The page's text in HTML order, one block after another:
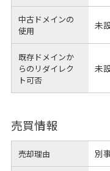
中古ドメインの
使用
未
既存ドメインか
らのリダイレク
ト可否
未
売買情報
売却理由 別